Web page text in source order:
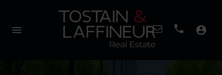
menu account_circle